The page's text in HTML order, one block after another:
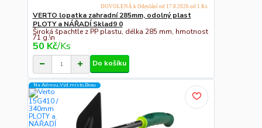
VERTO lopatka zahradní 285mm, odolný plast
PLOTY a NÁŘADÍ Sklad9 0
Široká špachtle z PP plastu, délka 285 mm, hmotnost
71 g.\n
50 Kč/Ks
DOVOLENÁ k Odeslání od 17.8.2026 od 1 Ks
Do košíku
Na Adresu,Výd.místo,Boxu